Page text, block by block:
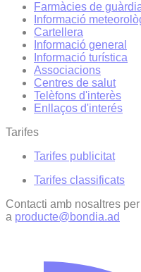
Farmàcies de
Informació
Cartellera
Informació general
Informació turística
Associacions
Centres de salut
Telèfons d'interès
Enllaços d'interés
Tarifes
Tarifes publicitat
Tarifes classificats
Contacti amb nosaltres
a producte@bondia.ad